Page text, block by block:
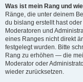
Was ist mein Rang und
Ränge, die unter deinem
du bislang erstellt hast
Moderatoren und
eines Ranges nicht direkt
festgelegt wurden. Bitte
Rang zu erhöhen — die
Moderator oder
wieder zurücksetzen.